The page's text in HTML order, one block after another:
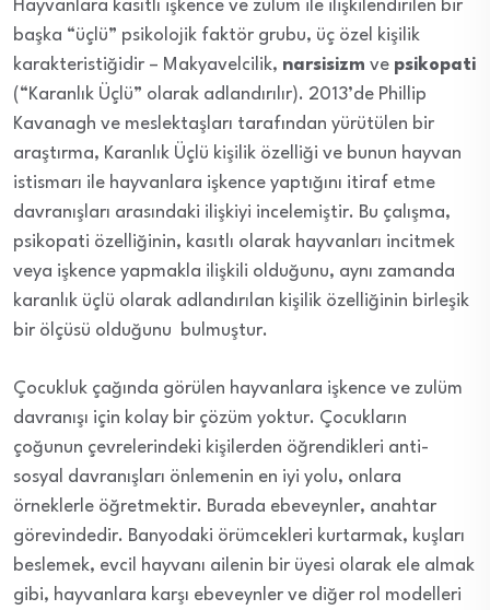
Hayvanlara kasıtlı işkence ve zulüm ile ilişkilendirilen bir
başka “üçlü” psikolojik faktör grubu, üç özel kişilik
karakteristiğidir – Makyavelcilik, narsisizm ve psikopati
(“Karanlık Üçlü” olarak adlandırılır). 2013’de Phillip
Kavanagh ve meslektaşları tarafından yürütülen bir
araştırma, Karanlık Üçlü kişilik özelliği ve bunun hayvan
istismarı ile hayvanlara işkence yaptığını itiraf etme
davranışları arasındaki ilişkiyi incelemiştir. Bu çalışma,
psikopati özelliğinin, kasıtlı olarak hayvanları incitmek
veya işkence yapmakla ilişkili olduğunu, aynı zamanda
karanlık üçlü olarak adlandırılan kişilik özelliğinin birleşik
bir ölçüsü olduğunu bulmuştur.
Çocukluk çağında görülen hayvanlara işkence ve zulüm
davranışı için kolay bir çözüm yoktur. Çocukların
çoğunun çevrelerindeki kişilerden öğrendikleri anti-
sosyal davranışları önlemenin en iyi yolu, onlara
örneklerle öğretmektir. Burada ebeveynler, anahtar
görevindedir. Banyodaki örümcekleri kurtarmak, kuşları
beslemek, evcil hayvanı ailenin bir üyesi olarak ele almak
gibi, hayvanlara karşı ebeveynler ve diğer rol modelleri